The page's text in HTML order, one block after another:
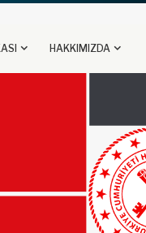
HAKKIMIZDA